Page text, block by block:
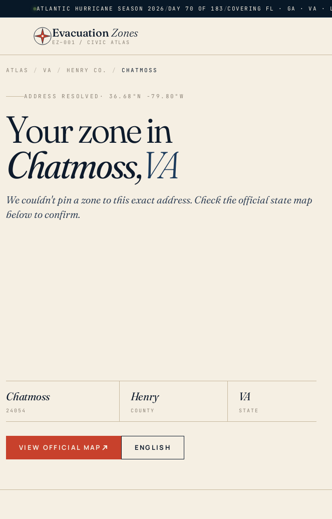
ATLANTIC HURRICANE SEASON 2026 /DAY 70 OF 183 /COVERING FL · GA · VA ·
EvacuationZones
EZ–001 / CIVIC ATLAS
ATLAS / VA / HENRY CO. / CHATMOSS
ADDRESS RESOLVED · 36.68°N -79.80°W
Your zone in
Chatmoss,VA
We couldn't pin a zone to this exact address. Check the official state map
below to confirm.
Chatmoss
24054
Henry
COUNTY
VA
STATE
VIEW OFFICIAL MAP ENGLISH